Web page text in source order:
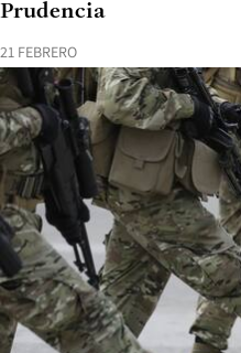
21 FEBRERO
Prudencia